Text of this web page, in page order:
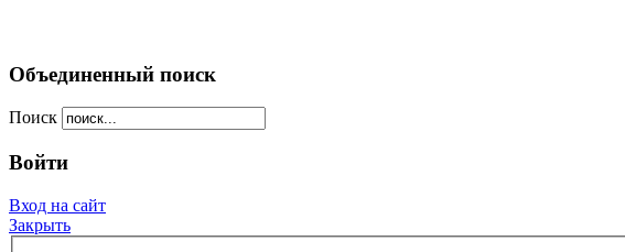
Объединенный поиск
Поиск
Войти
Вход на сайт
Закрыть